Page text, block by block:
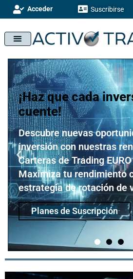
Acceder Suscribirse
¡Haz que cada
cuente!
Descubre nuevas
inversión con nuestras
Carteras de Trading
Maximiza tu rendimiento
estrategia de rotación de
Planes de Suscripción